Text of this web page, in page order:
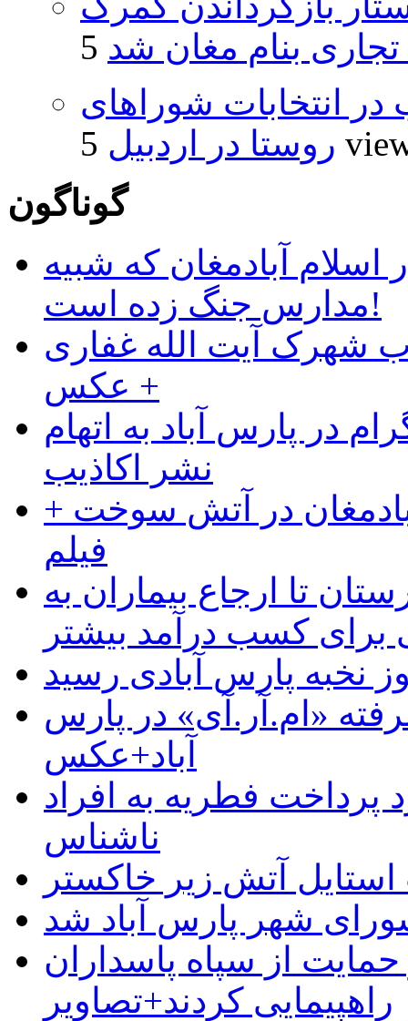
تجاری بنام مغان شد
۵۰۰۰ داوطلب در انتخابات شوراهای
روستا در اردبیل 5
گوناگون
آبادمغان که شبیه
مدارس جنگ زده است!
شهرک آیت الله غفاری
+ عکس
در پارس آباد به اتهام
نشر اکاذیب
در آتش سوخت +
فیلم
تا ارجاع بیماران به
کسب درآمد بیشتر
نخبه پارس آبادی رسید
«ام.آر.آی» در پارس
آباد+عکس
پرداخت فطریه به افراد
ناشناس
آتش زیر خاکستر
شهر پارس آباد شد
از سپاه پاسداران
راهپیمایی کردند+تصاویر